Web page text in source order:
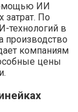
ИИ
По
технологий в
производство
компаниям
цены